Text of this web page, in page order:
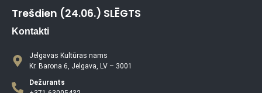
Trešdien (24.06.) SLĒGTS
Kontakti
Jelgavas Kultūras nams
Kr. Barona 6, Jelgava, LV – 3001
Dežurants